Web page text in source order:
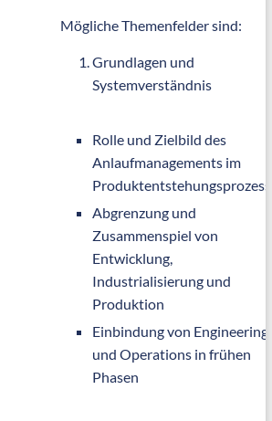
Mögliche Themenfelder sind:
Grundlagen und
Systemverständnis
Rolle und Zielbild des
Anlaufmanagements im
Produktentstehungsprozess
Abgrenzung und
Zusammenspiel von
Entwicklung,
Industrialisierung und
Produktion
Einbindung von Engineering
und Operations in frühen
Phasen